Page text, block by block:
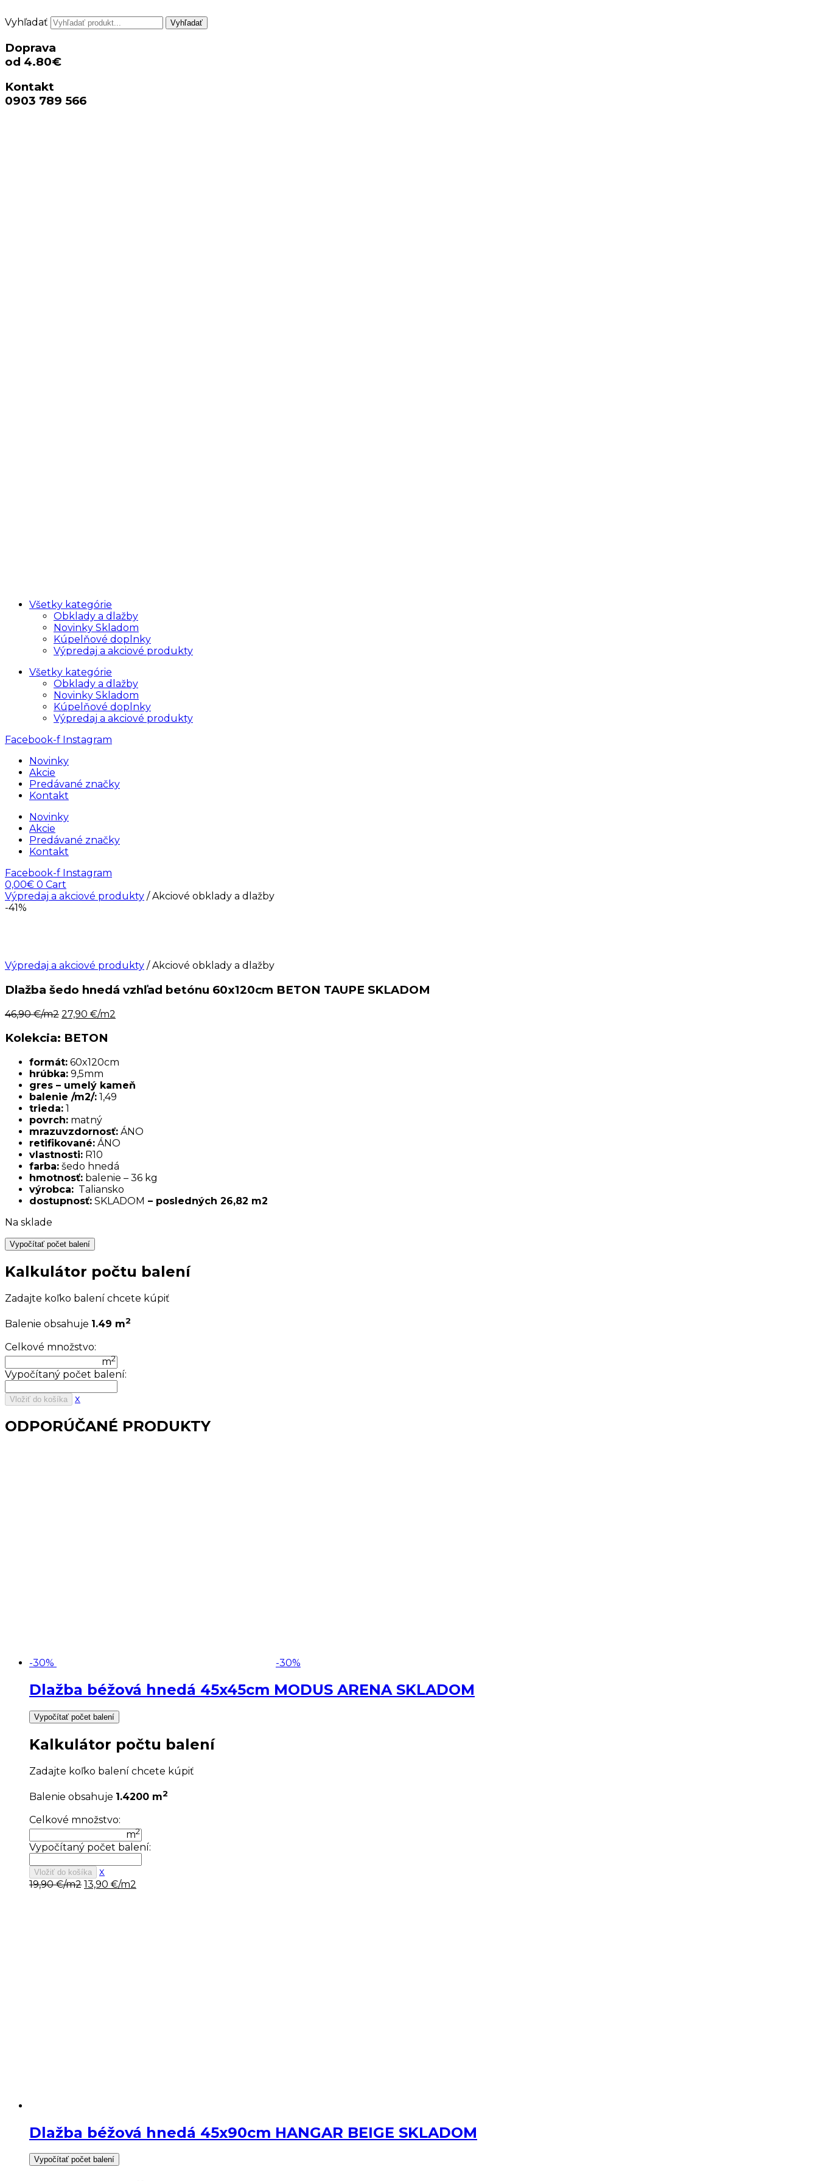
Vyhľadať Vyhľadať
Doprava
od 4.80€
Kontakt
0903 789 566
Všetky kategórie
Obklady a dlažby
Novinky Skladom
Kúpelňové doplnky
Výpredaj a akciové produkty
Všetky kategórie
Obklady a dlažby
Novinky Skladom
Kúpelňové doplnky
Výpredaj a akciové produkty
Facebook-f Instagram
Novinky
Akcie
Predávané značky
Kontakt
Novinky
Akcie
Predávané značky
Kontakt
Facebook-f Instagram
0,00€ 0 Cart
Výpredaj a akciové produkty / Akciové obklady a dlažby
-41%
Výpredaj a akciové produkty / Akciové obklady a dlažby
Dlažba šedo hnedá vzhľad betónu 60x120cm BETON TAUPE SKLADOM
46,90€/m2 Pôvodná
bola:
€/m2.
27,90 €/m2
€/m2.
Kolekcia: BETON
formát: 60x120cm
hrúbka: 9,5mm
gres – umelý kameň
balenie /m2/: 1,49
trieda: 1
povrch: matný
mrazuvzdornosť: ÁNO
retifikované: ÁNO
vlastnosti: R10
farba: šedo hnedá
hmotnosť: balenie – 36 kg
výrobca: Taliansko
dostupnosť: SKLADOM – posledných 26,82 m2
Na sklade
Vypočítať počet balení
Kalkulátor počtu balení
Zadajte koľko balení chcete kúpiť
Balenie obsahuje 1.49 m2
Celkové množstvo:
m2
Vypočítaný počet balení:
Vložiť do košíka x
ODPORÚČANÉ PRODUKTY
-30% -30%
Dlažba béžová hnedá 45x45cm MODUS ARENA SKLADOM
Vypočítať počet balení
Kalkulátor počtu balení
Zadajte koľko balení chcete kúpiť
Balenie obsahuje 1.4200 m2
Celkové množstvo:
m2
Vypočítaný počet balení:
Vložiť do košíka
x
19,90€/m2 Pôvodná
13,90 €/m2
Dlažba béžová hnedá 45x90cm HANGAR BEIGE SKLADOM
Vypočítať počet balení